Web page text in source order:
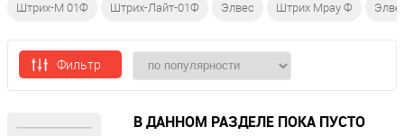
Штрих-М 01Ф Штрих-Лайт-01Ф Элвес Штрих Mpay Ф
Фильтр
В ДАННОМ РАЗДЕЛЕ ПОКА ПУСТО